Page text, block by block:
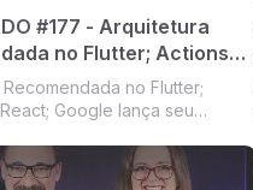
#177 - Arquitetura
no Flutter; Actions
lança seu Copilot;
perde na justiça;
Cloudflare destaca
no Flutter;
Google lança seu
ranking de linguagens;
Golang [Compilado